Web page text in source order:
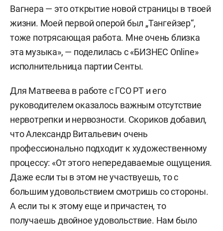
Вагнера — это открытие новой страницы в твоей
жизни. Моей первой оперой был „Тангейзер“,
тоже потрясающая работа. Мне очень близка
эта музыка», — поделилась с «БИЗНЕС Online»
исполнительница партии Сенты.
Для Матвеева в работе с ГСО РТ и его
руководителем оказалось важным отсутствие
нервотрепки и нервозности. Скориков добавил,
что Александр Витальевич очень
профессионально подходит к художественному
процессу: «От этого непередаваемые ощущения.
Даже если ты в этом не участвуешь, то с
большим удовольствием смотришь со стороны.
А если ты к этому еще и причастен, то
получаешь двойное удовольствие. Нам было